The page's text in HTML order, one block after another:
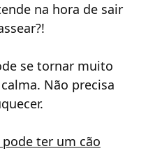
na hora de sair
se tornar muito
Não precisa
pode ter um cão